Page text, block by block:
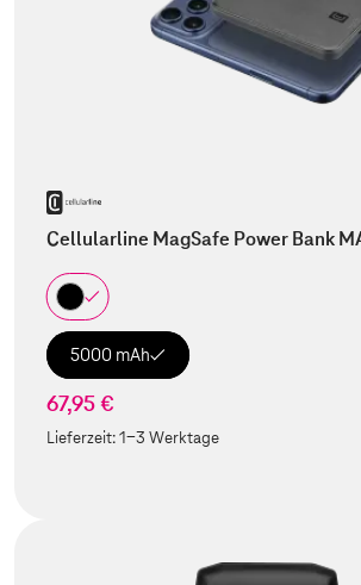
Cellularline MagSafe Power Bank
5000 mAh
67,95 €
Lieferzeit:1-3 Werktage